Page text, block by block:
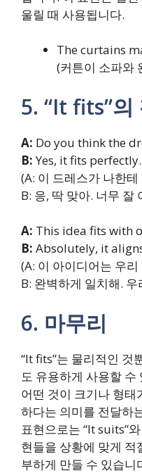
울릴 때 사용됩니다.
The curtains
(커튼이 소파와
5. “It fits”의
A: Do you think the
B:Yes, it fits
(A: 이 드레스가 나한테
B: 응, 딱 맞아. 너무 잘
A: This idea fits with
B: Absolutely, it
(A: 이 아이디어는 우
B: 완벽하게 일치해.
6. 마무리
“It fits”는 물리적인 것
도 유용하게 사용할
어떤 것이 크기나 형태
하다는 의미를 전달하
표현으로는 “It suits”
현들을 상황에 맞게 적
부하게 만들 수 있습니